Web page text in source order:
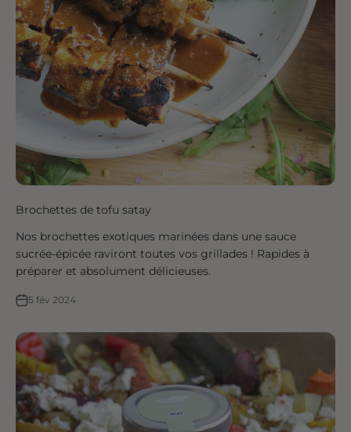
Brochettes de tofu satay
Nos brochettes exotiques marinées dans une sauce
sucrée-épicée raviront toutes vos grillades ! Rapides à
préparer et absolument délicieuses.
5 fév 2024